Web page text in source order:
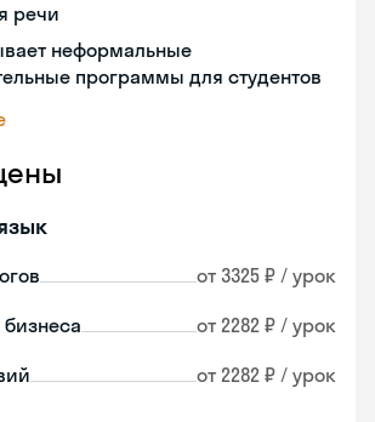
речи
неформальные
программы для студентов
от 3325 ₽ / урок
от 2282 ₽ / урок
от 2282 ₽ / урок